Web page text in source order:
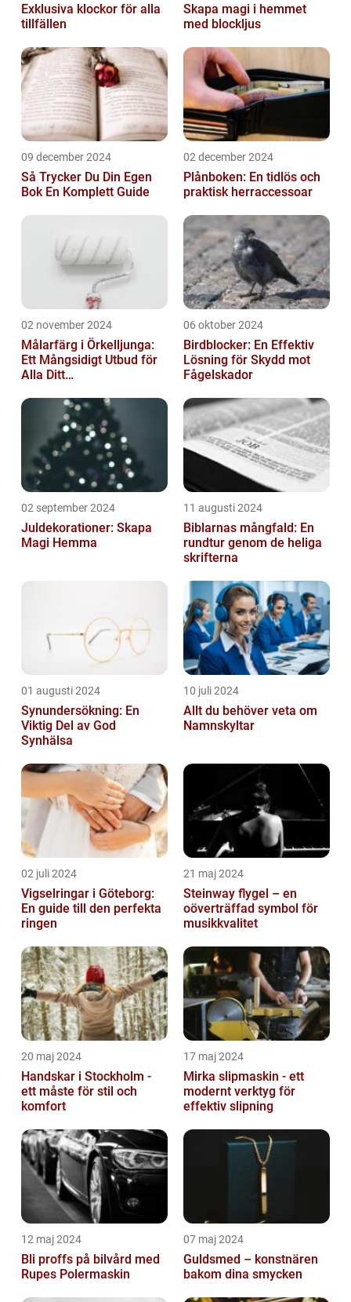
Exklusiva klockor för alla
tillfällen
Skapa magi i hemmet
med blockljus
09 december 2024
Så Trycker Du Din Egen
Bok En Komplett Guide
02 december 2024
Plånboken: En tidlös och
praktisk herraccessoar
02 november 2024
Målarfärg i Örkelljunga:
Ett Mångsidigt Utbud för
Alla Ditt
06 oktober 2024
Birdblocker: En Effektiv
Lösning för Skydd mot
Fågelskador
02 september 2024
Juldekorationer: Skapa
Magi Hemma
11 augusti 2024
Biblarnas mångfald: En
rundtur genom de heliga
skrifterna
01 augusti 2024
Synundersökning: En
Viktig Del av God
Synhälsa
10 juli 2024
Allt du behöver veta om
Namnskyltar
02 juli 2024
Vigselringar i Göteborg:
En guide till den perfekta
ringen
21 maj 2024
Steinway flygel – en
oöverträffad symbol för
musikkvalitet
20 maj 2024
Handskar i Stockholm -
ett måste för stil och
komfort
17 maj 2024
Mirka slipmaskin - ett
modernt verktyg för
effektiv slipning
12 maj 2024
Bli proffs på bilvård med
Rupes Polermaskin
07 maj 2024
Guldsmed – konstnären
bakom dina smycken